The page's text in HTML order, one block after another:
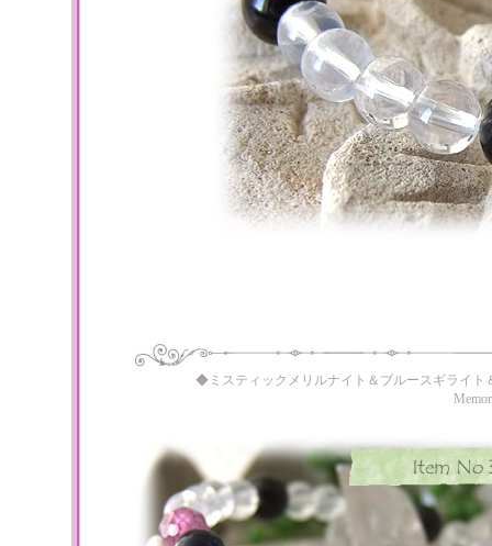
◆ミスティックメリルナイト＆ブルースギライ